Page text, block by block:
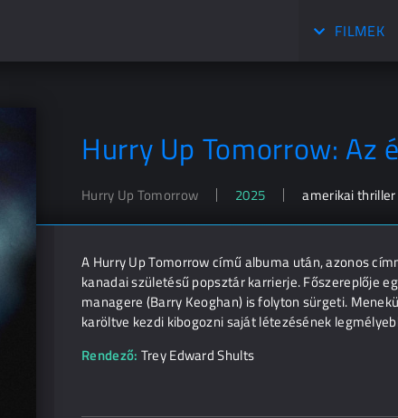
FILMEK
Hurry Up Tomorrow: Az
Hurry Up Tomorrow 2025 amerikai thriller
A Hurry Up Tomorrow című albuma után, azonos
kanadai születésű popsztár karrierje. Főszereplője
managere (Barry Keoghan) is folyton sürgeti.
karöltve kezdi kibogozni saját létezésének
Rendező: Trey Edward Shults